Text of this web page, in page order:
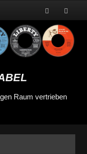
Raum vertrieben